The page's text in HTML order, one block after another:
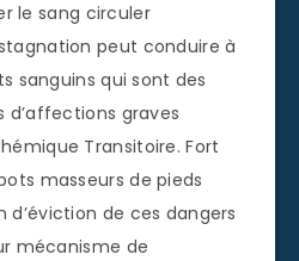
le sang circuler
peut conduire à
sanguins qui sont des
d’affections graves
Transitoire. Fort
masseurs de pieds
de ces dangers
mécanisme de